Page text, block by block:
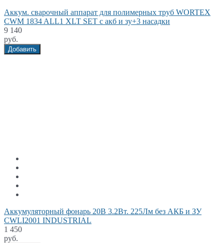
Аккум. сварочный аппарат для полимерных труб WORTEX
CWM 1834 ALL1 XLT SET с акб и зу+3 насадки
9 140
руб.
Добавить
Аккумуляторный фонарь 20В 3.2Вт. 225Лм без АКБ и ЗУ
CWLI2001 INDUSTRIAL
1 450
руб.